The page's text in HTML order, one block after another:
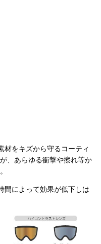
材をキズから守るコーティ
、あらゆる衝撃や擦れ等か
間によって効果が低下しは